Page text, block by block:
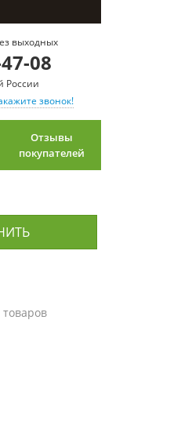
выходных
08
России
звонок!
Отзывы
покупателей
товаров